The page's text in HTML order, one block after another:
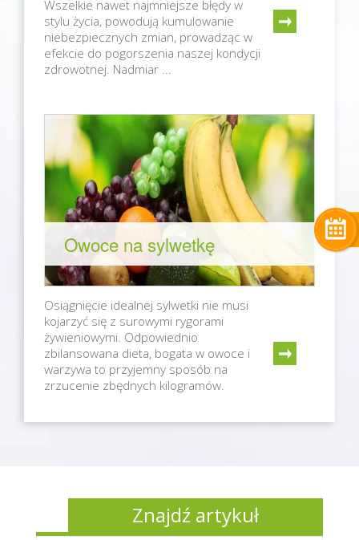
Wszelkie nawet najmniejsze błędy w
stylu życia, powodują kumulowanie
niebezpiecznych zmian, prowadząc w
efekcie do pogorszenia naszej kondycji
zdrowotnej. Nadmiar ...
Owoce na sylwetkę
Osiągnięcie idealnej sylwetki nie musi
kojarzyć się z surowymi rygorami
żywieniowymi. Odpowiednio
zbilansowana dieta, bogata w owoce i
warzywa to przyjemny sposób na
zrzucenie zbędnych kilogramów.
Znajdź artykuł